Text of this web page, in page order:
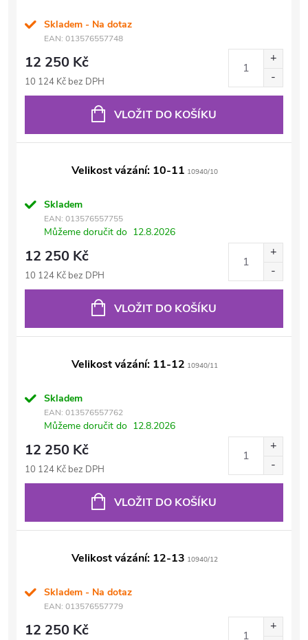
Skladem - Na dotaz
EAN: 013576557748
12 250 Kč
10 124 Kč bez DPH
VLOŽIT DO KOŠÍKU
Velikost vázání: 10-11 10940/10
Skladem
EAN: 013576557755
Můžeme doručit do 12.8.2026
12 250 Kč
10 124 Kč bez DPH
VLOŽIT DO KOŠÍKU
Velikost vázání: 11-12 10940/11
Skladem
EAN: 013576557762
Můžeme doručit do 12.8.2026
12 250 Kč
10 124 Kč bez DPH
VLOŽIT DO KOŠÍKU
Velikost vázání: 12-13 10940/12
Skladem - Na dotaz
EAN: 013576557779
12 250 Kč